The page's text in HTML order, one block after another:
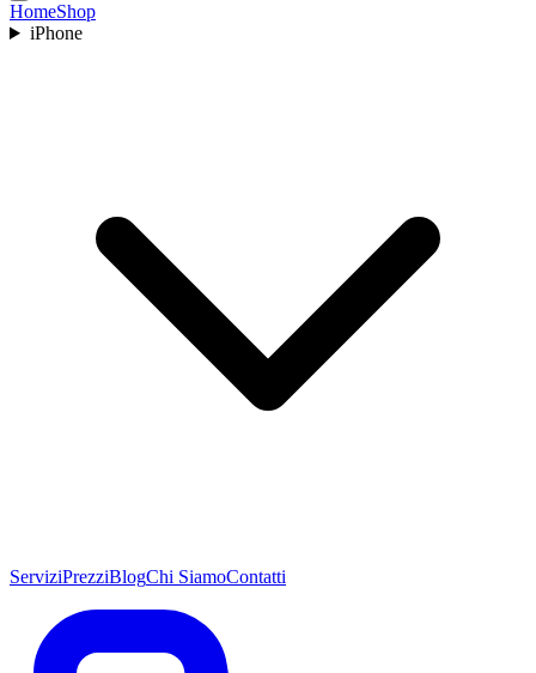
HomeShop
iPhone
ServiziPrezziBlogChi SiamoContatti